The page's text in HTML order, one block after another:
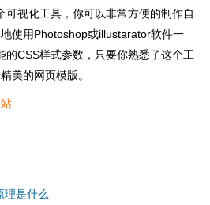
可视化工具，你可以非常方便的制作自
使用Photoshop或illustarator软件一
的CSS样式参数，只要你熟悉了这个工
美的网页模版。
理是什么